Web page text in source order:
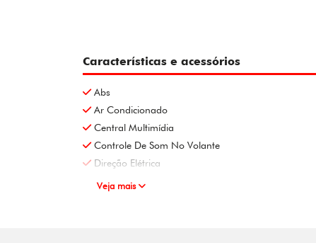
Características e acessórios
Abs
Ar Condicionado
Central Multimídia
Controle De Som No Volante
Direção Elétrica
Veja mais